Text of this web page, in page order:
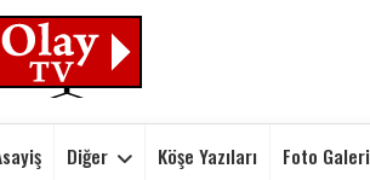
Diğer Köşe Yazıları Foto Galeri